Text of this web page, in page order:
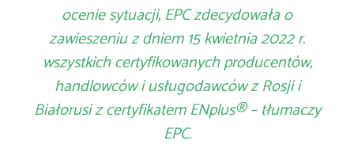
ocenie sytuacji, EPC zdecydowała o
zawieszeniu z dniem 15 kwietnia 2022 r.
wszystkich certyfikowanych producentów,
handlowców i usługodawców z Rosji i
Białorusi z certyfikatem ENplus® – tłumaczy
EPC.